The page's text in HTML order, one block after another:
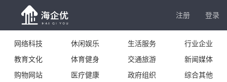
注册 登录
网络科技 休闲娱乐 生活服务
行业企业
教育文化
体育健身 交通旅游
新闻媒体
购物网站
医疗健康 政府组织 综合其他